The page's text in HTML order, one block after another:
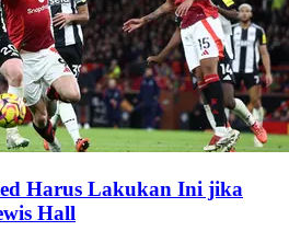
Harus Lakukan Ini jika
Hall